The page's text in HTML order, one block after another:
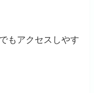
もアクセスしやす